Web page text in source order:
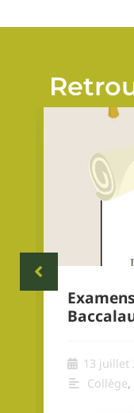
13 juillet
Collège,